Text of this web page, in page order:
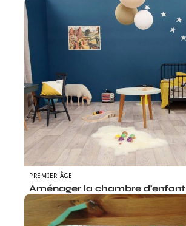
PREMIER ÂGE
Aménager la chambre d’enfant